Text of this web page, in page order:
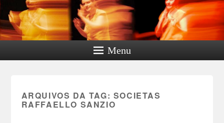
Menu
ARQUIVOS DA TAG: SOCIETAS
RAFFAELLO SANZIO